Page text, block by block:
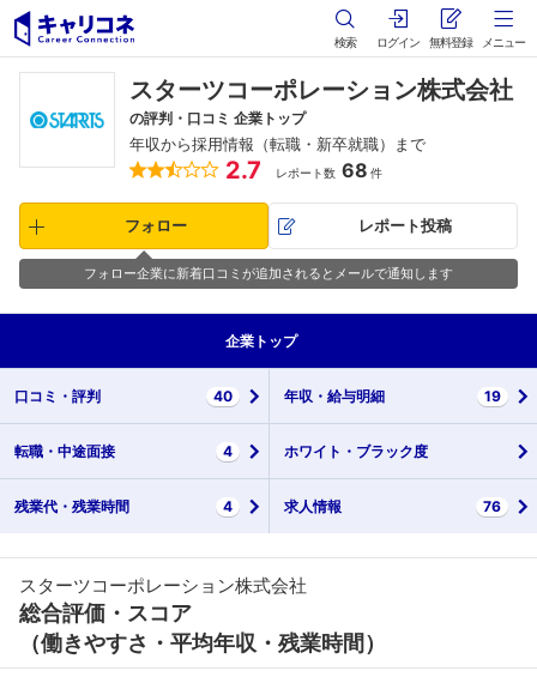
検索 ログイン 無料登録 メニュー
スターツコーポレーション株式会社
の評判・口コミ 企業トップ
年収から採用情報（転職・新卒就職）まで
2.7 レポート数 68 件
フォロー レポート投稿
フォロー企業に新着口コミが追加されるとメールで通知します
企業 トップ
口コミ・ 評判 40 年収・ 給与明細 19
転職・ 中途面接 4 ホワイト・ ブラック度
残業代・ 残業時間 4 求人情報 76
スターツコーポレーション株式会社
総合評価・スコア
（働きやすさ・平均年収・残業時間）